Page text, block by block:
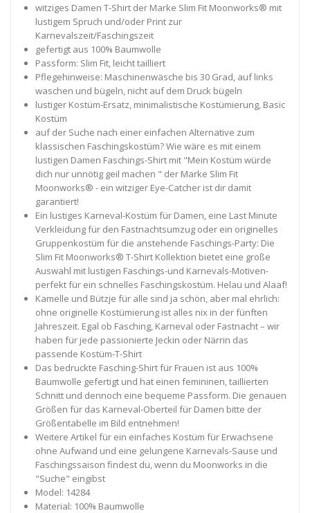
witziges Damen T-Shirt der Marke Slim Fit Moonworks® mit
lustigem Spruch und/oder Print zur
Karnevalszeit/Faschingszeit
gefertigt aus 100% Baumwolle
Passform: Slim Fit, leicht tailliert
Pflegehinweise: Maschinenwäsche bis 30 Grad, auf links
waschen und bügeln, nicht auf dem Druck bügeln
lustiger Kostüm-Ersatz, minimalistische Kostümierung, Basic
Kostüm
auf der Suche nach einer einfachen Alternative zum
klassischen Faschingskostüm? Wie wäre es mit einem
lustigen Damen Faschings-Shirt mit "Mein Kostüm würde
dich nur unnötig geil machen " der Marke Slim Fit
Moonworks® - ein witziger Eye-Catcher ist dir damit
garantiert!
Ein lustiges Karneval-Kostüm für Damen, eine Last Minute
Verkleidung für den Fastnachtsumzug oder ein originelles
Gruppenkostüm für die anstehende Faschings-Party: Die
Slim Fit Moonworks® T-Shirt Kollektion bietet eine große
Auswahl mit lustigen Faschings-und Karnevals-Motiven-
perfekt für ein schnelles Faschingskostüm. Helau und Alaaf!
Kamelle und Bützje für alle sind ja schön, aber mal ehrlich:
ohne originelle Kostümierung ist alles nix in der fünften
Jahreszeit. Egal ob Fasching, Karneval oder Fastnacht – wir
haben für jede passionierte Jeckin oder Närrin das
passende Kostüm-T-Shirt
Das bedruckte Fasching-Shirt für Frauen ist aus 100%
Baumwolle gefertigt und hat einen femininen, taillierten
Schnitt und dennoch eine bequeme Passform. Die genauen
Größen für das Karneval-Oberteil für Damen bitte der
Größentabelle im Bild entnehmen!
Weitere Artikel für ein einfaches Kostüm für Erwachsene
ohne Aufwand und eine gelungene Karnevals-Sause und
Faschingssaison findest du, wenn du Moonworks in die
"Suche" eingibst
Model: 14284
Material: 100% Baumwolle